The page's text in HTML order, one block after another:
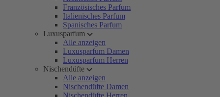
Französisches Parfum
Italienisches Parfum
Spanisches Parfum
Luxusparfum
Alle anzeigen
Luxusparfum Damen
Luxusparfum Herren
Nischendüfte
Alle anzeigen
Nischendüfte Damen
Nischendüfte Herren